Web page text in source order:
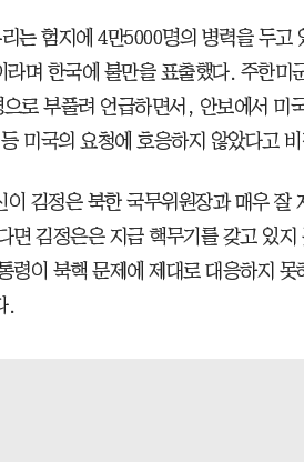
는 험지에 4만5000명의 병력을 두
라며 한국에 불만을 표출했다. 주한미
로 부풀려 언급하면서, 안보에서 미
미국의 요청에 호응하지 않았다고
이 김정은 북한 국무위원장과 매우
면 김정은은 지금 핵무기를 갖고 있
령이 북핵 문제에 제대로 대응하지
.